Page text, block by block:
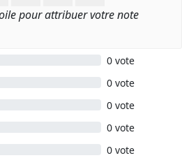
pour attribuer votre note
0 vote
0 vote
0 vote
0 vote
0 vote